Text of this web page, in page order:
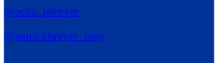
@echo_pbreyer
@patrickbreyer_mep